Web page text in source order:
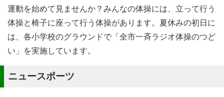
運動を始めて見ませんか？みんなの体操には、立って行う
体操と椅子に座って行う体操があります。夏休みの初日に
は、各小学校のグラウンドで「全市一斉ラジオ体操のつど
い」を実施しています。
ニュースポーツ